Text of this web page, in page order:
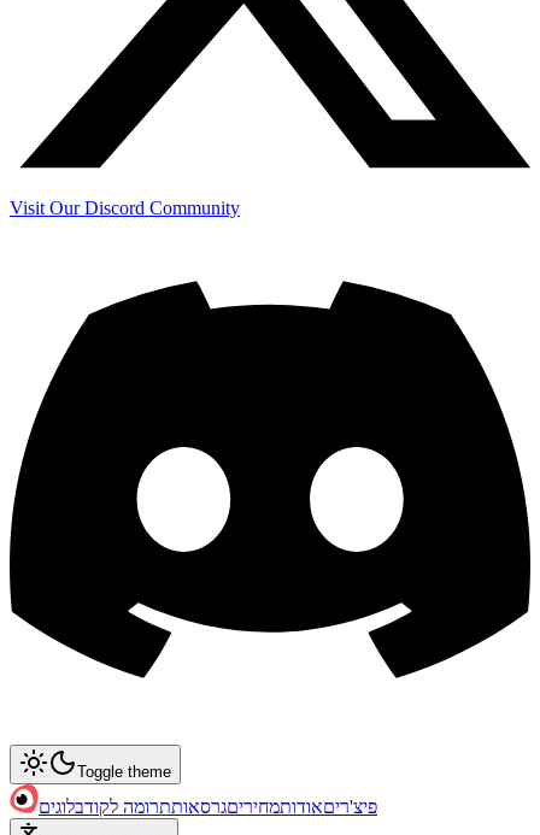
Visit Our Discord Community
Toggle theme
פיצ'ריםאודותמחיריםגרסאותתרומה לקודבלוגים